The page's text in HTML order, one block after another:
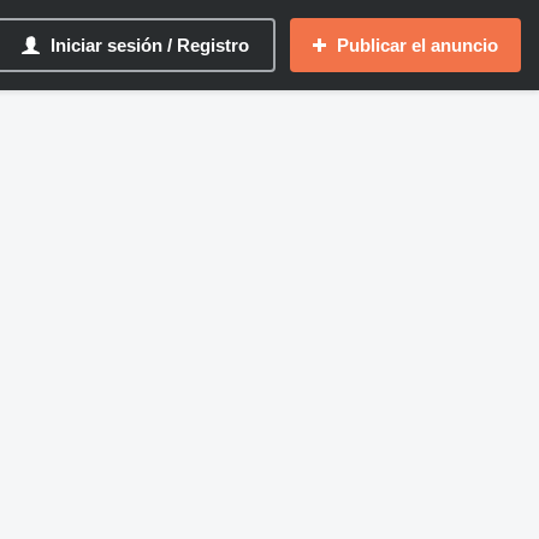
Iniciar sesión / Registro Publicar el anuncio